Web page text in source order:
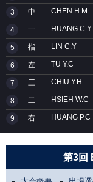
3 中 CHEN H.M
4 一 HUANG C.Y
5 指 LIN C.Y
6 左 TU Y.C
7 三 CHIU Y.H
8 二 HSIEH W.C
9 右 HUANG P.C
第3回